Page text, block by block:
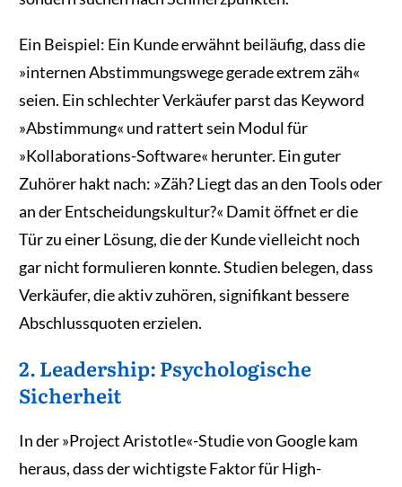
Ein Beispiel: Ein Kunde erwähnt beiläufig, dass die
»internen Abstimmungswege gerade extrem zäh«
seien. Ein schlechter Verkäufer parst das Keyword
»Abstimmung« und rattert sein Modul für
»Kollaborations-Software« herunter. Ein guter
Zuhörer hakt nach: »Zäh? Liegt das an den Tools oder
an der Entscheidungskultur?« Damit öffnet er die
Tür zu einer Lösung, die der Kunde vielleicht noch
gar nicht formulieren konnte. Studien belegen, dass
Verkäufer, die aktiv zuhören, signifikant bessere
Abschlussquoten erzielen.
2. Leadership: Psychologische
Sicherheit
In der »Project Aristotle«-Studie von Google kam
heraus, dass der wichtigste Faktor für High-